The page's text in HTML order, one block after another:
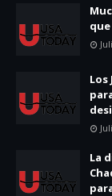
Los
La